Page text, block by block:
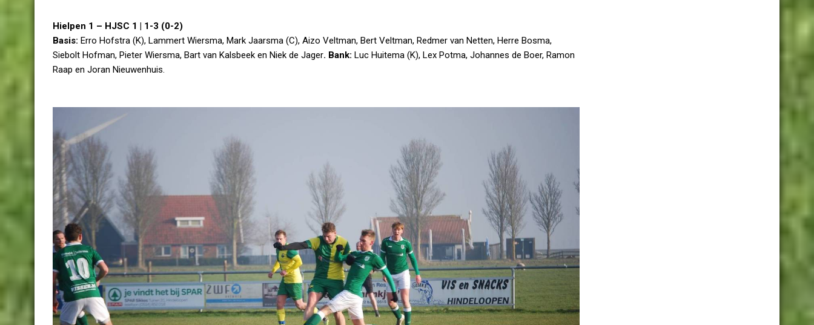
Hielpen 1 – HJSC 1 | 1-3 (0-2)
Basis: Erro Hofstra (K), Lammert Wiersma, Mark Jaarsma (C), Aizo Veltman, Bert Veltman, Redmer van Netten, Herre Bosma,
Siebolt Hofman, Pieter Wiersma, Bart van Kalsbeek en Niek de Jager. Bank: Luc Huitema (K), Lex Potma, Johannes de Boer, Ramon
Raap en Joran Nieuwenhuis.